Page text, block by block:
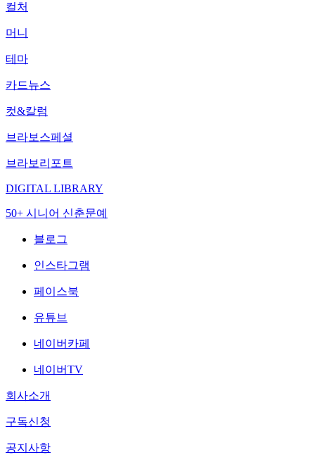
컬처
머니
테마
카드뉴스
컷&칼럼
브라보스페셜
브라보리포트
DIGITAL LIBRARY
50+ 시니어 신춘문예
블로그
인스타그램
페이스북
유튜브
네이버카페
네이버TV
회사소개
구독신청
공지사항